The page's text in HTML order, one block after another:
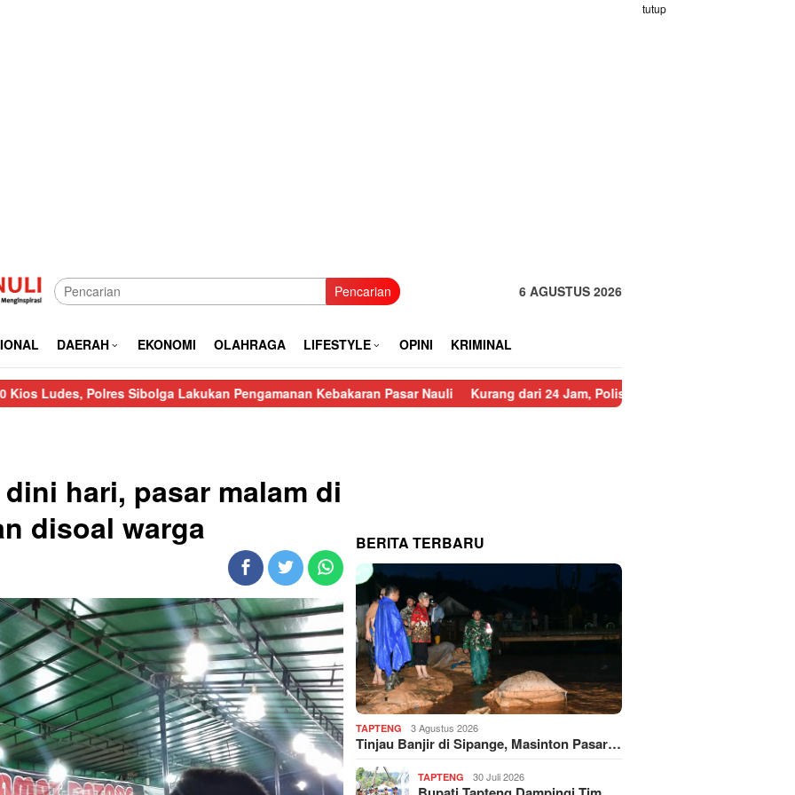
tutup
Pencarian 6 AGUSTUS 2026
DAERAH EKONOMI OLAHRAGA LIFESTYLE OPINI KRIMINAL
Sibolga Lakukan Pengamanan Kebakaran Pasar Nauli Kurang dari 24 Jam, Polisi Ringkus Pelaku Curanmor di Sorkam
hari, pasar malam di
disoal warga
BERITA TERBARU
TAPTENG 3 Agustus 2026
Tinjau Banjir di Sipange, Masinton Pasar…
TAPTENG 30 Juli 2026